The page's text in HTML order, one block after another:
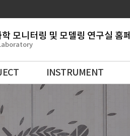
모니터링 및 모델링 연구실 홈
INSTRUMENT